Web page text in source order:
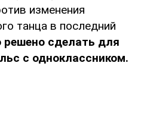
изменения
танца в последний
решено сделать для
с одноклассником.